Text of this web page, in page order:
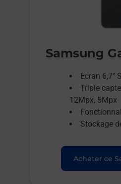
Samsung
Ecran 6,7’’
Triple
12Mpx, 5Mpx
Stockage
Acheter ce